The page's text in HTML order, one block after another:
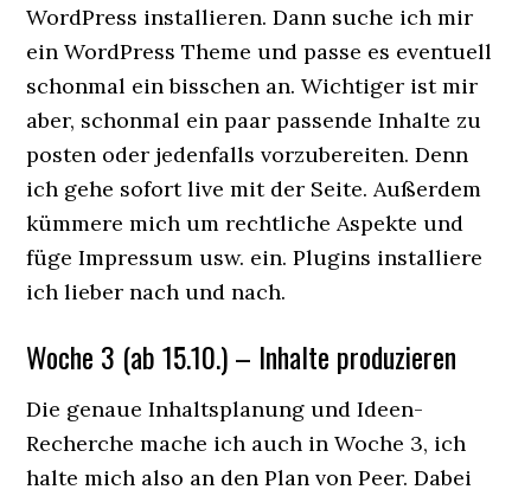
WordPress installieren. Dann suche ich mir
ein WordPress Theme und passe es eventuell
schonmal ein bisschen an. Wichtiger ist mir
aber, schonmal ein paar passende Inhalte zu
posten oder jedenfalls vorzubereiten. Denn
ich gehe sofort live mit der Seite. Außerdem
kümmere mich um rechtliche Aspekte und
füge Impressum usw. ein. Plugins installiere
ich lieber nach und nach.
Woche 3 (ab 15.10.) – Inhalte produzieren
Die genaue Inhaltsplanung und Ideen-
Recherche mache ich auch in Woche 3, ich
halte mich also an den Plan von Peer. Dabei